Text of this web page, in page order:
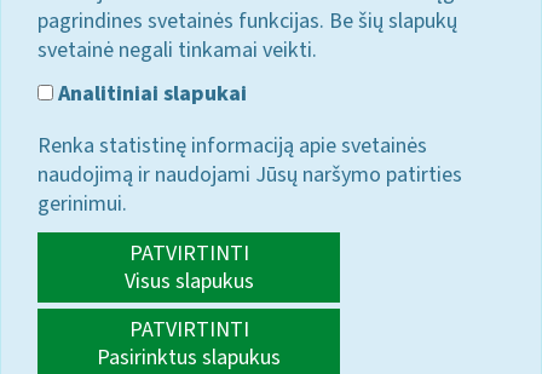
pagrindines svetainės funkcijas. Be šių slapukų
svetainė negali tinkamai veikti.
Analitiniai slapukai
Renka statistinę informaciją apie svetainės
naudojimą ir naudojami Jūsų naršymo patirties
gerinimui.
PATVIRTINTI
Visus slapukus
PATVIRTINTI
Pasirinktus slapukus